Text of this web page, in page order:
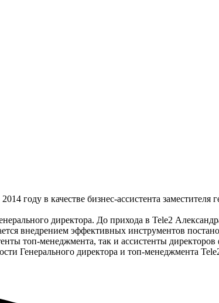
году в качестве бизнес-ассистента заместителя
директора. До прихода в Tele2
внедрением эффективных инструментов
топ-менеджмента, так и ассистенты
Генерального директора и топ-менеджмента